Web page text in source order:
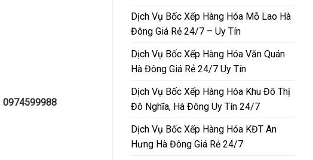
0974599988
Dịch Vụ Bốc Xếp Hàng Hóa Mỗ Lao Hà
Đông Giá Rẻ 24/7 – Uy Tín
Dịch Vụ Bốc Xếp Hàng Hóa Văn Quán
Hà Đông Giá Rẻ 24/7 Uy Tín
Dịch Vụ Bốc Xếp Hàng Hóa Khu Đô Thị
Đô Nghĩa, Hà Đông Uy Tín 24/7
Dịch Vụ Bốc Xếp Hàng Hóa KĐT An
Hưng Hà Đông Giá Rẻ 24/7